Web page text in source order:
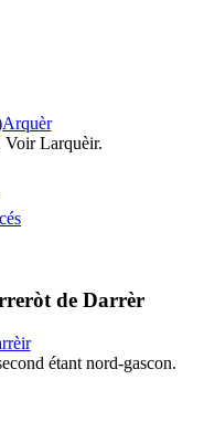
Larquèir.
de Darrèr
étant nord-gascon.